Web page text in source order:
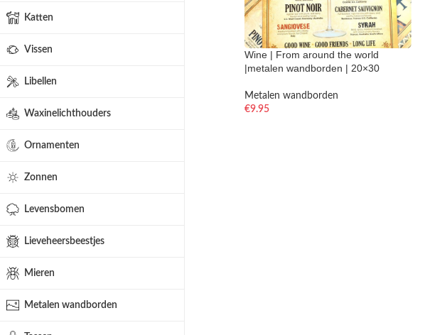
Katten
Vissen
Libellen
Waxinelichthouders
Ornamenten
Zonnen
Levensbomen
Lieveheersbeestjes
Mieren
Metalen wandborden
Wine | From around the world
|metalen wandborden | 20×30
Metalen wandborden
€9.95